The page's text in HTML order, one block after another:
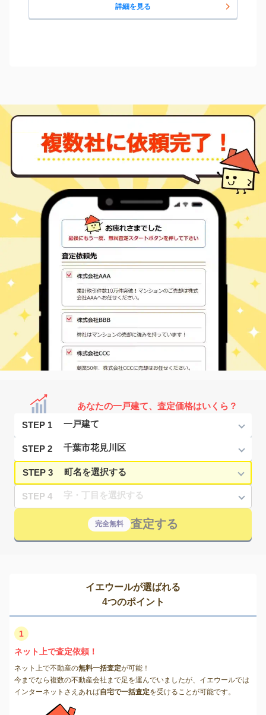
詳細を見る
あなたの一戸建て、査定価格はいくら？
STEP 1
STEP 2
STEP 3
STEP 4
完全無料 査定する
イエウールが選ばれる
4つのポイント
1
ネット上で査定依頼！
ネット上で不動産の無料一括査定が可能！
今までなら複数の不動産会社まで足を運んでいましたが、イエウールでは
インターネットさえあれば自宅で一括査定を受けることが可能です。